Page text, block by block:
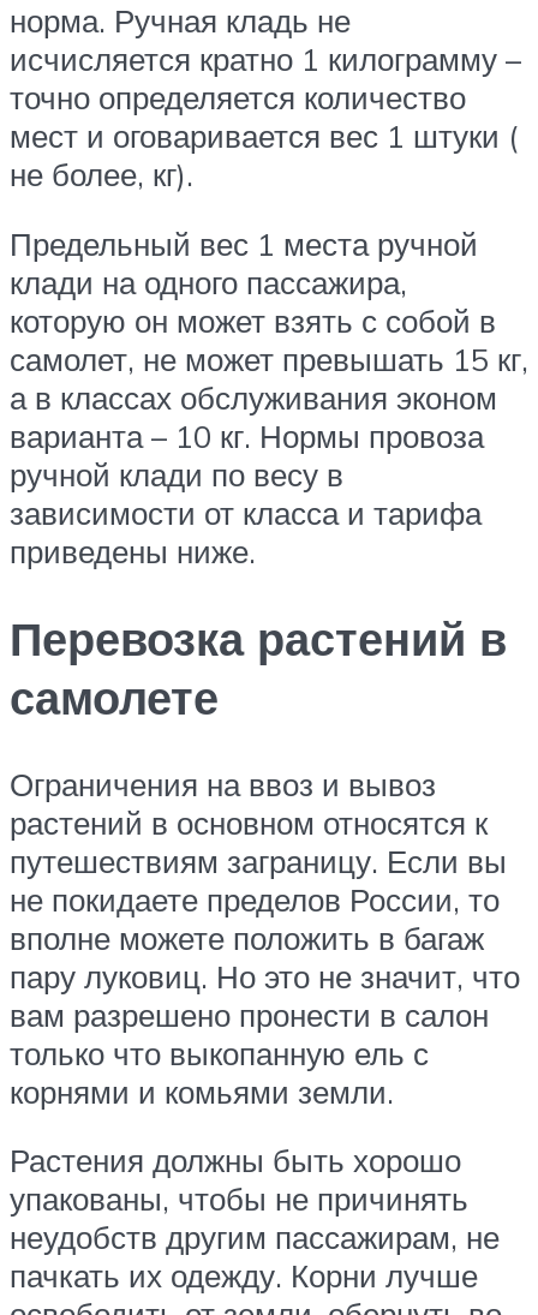
норма. Ручная кладь не
исчисляется кратно 1 килограмму –
точно определяется количество
мест и оговаривается вес 1 штуки (
не более, кг).
Предельный вес 1 места ручной
клади на одного пассажира,
которую он может взять с собой в
самолет, не может превышать 15 кг,
а в классах обслуживания эконом
варианта – 10 кг. Нормы провоза
ручной клади по весу в
зависимости от класса и тарифа
приведены ниже.
Перевозка растений в
самолете
Ограничения на ввоз и вывоз
растений в основном относятся к
путешествиям заграницу. Если вы
не покидаете пределов России, то
вполне можете положить в багаж
пару луковиц. Но это не значит, что
вам разрешено пронести в салон
только что выкопанную ель с
корнями и комьями земли.
Растения должны быть хорошо
упакованы, чтобы не причинять
неудобств другим пассажирам, не
пачкать их одежду. Корни лучше